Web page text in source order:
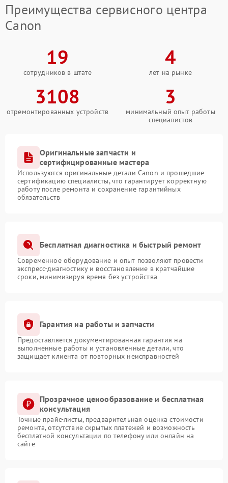
Преимущества сервисного центра
Canon
19
сотрудников в штате
4
лет на рынке
3108
отремонтированных устройств
3
минимальный опыт работы
специалистов
Оригинальные запчасти и
сертифицированные мастера
Используются оригинальные детали Canon и прошедшие
сертификацию специалисты, что гарантирует корректную
работу после ремонта и сохранение гарантийных
обязательств
Бесплатная диагностика и быстрый ремонт
Современное оборудование и опыт позволяют провести
экспресс-диагностику и восстановление в кратчайшие
сроки, минимизируя время без устройства
Гарантия на работы и запчасти
Предоставляется документированная гарантия на
выполненные работы и установленные детали, что
защищает клиента от повторных неисправностей
Прозрачное ценообразование и бесплатная
консультация
Точные прайс-листы, предварительная оценка стоимости
ремонта, отсутствие скрытых платежей и возможность
бесплатной консультации по телефону или онлайн на
сайте